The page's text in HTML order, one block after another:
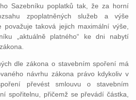
Sazebníku poplatků tak, že za horní
zpoplatněných služeb a výše
považuje taková jejich maximální výše,
„aktuálně platného“ ke dni nabytí
dle zákona o stavebním spoření má
návrhu zákona právo kdykoliv v
převést smlouvu o stavebním
spořitelnu, přičemž se převádí částka,